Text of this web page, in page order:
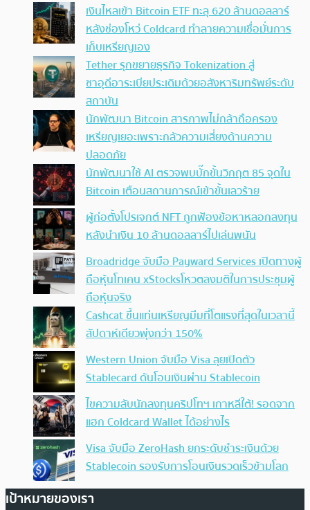
เงินไหลเข้า Bitcoin ETF ทะลุ 620 ล้านดอลลาร์
หลังช่องโหว่ Coldcard ทำลายความเชื่อมั่นการ
เก็บเหรียญเอง
Tether รุกขยายธุรกิจ Tokenization สู่
ซาอุดีอาระเบียประเดิมด้วยอสังหาริมทรัพย์ระดับ
สถาบัน
นักพัฒนา Bitcoin สารภาพไม่กล้าถือครอง
เหรียญเยอะเพราะกลัวความเสี่ยงด้านความ
ปลอดภัย
นักพัฒนาใช้ AI ตรวจพบบั๊กขั้นวิกฤต 85 จุดใน
Bitcoin เตือนสถานการณ์เข้าขั้นเลวร้าย
ผู้ก่อตั้งโปรเจกต์ NFT ถูกฟ้องข้อหาหลอกลงทุน
หลังนำเงิน 10 ล้านดอลลาร์ไปเล่นพนัน
Broadridge จับมือ Payward Services เปิดทางผู้
ถือหุ้นโทเคน xStocksโหวตลงมติในการประชุมผู้
ถือหุ้นจริง
Cashcat ขึ้นแท่นเหรียญมีมที่โตแรงที่สุดในเวลานี้
สัปดาห์เดียวพุ่งกว่า 150%
Western Union จับมือ Visa ลุยเปิดตัว
Stablecard ดันโอนเงินผ่าน Stablecoin
ไขความลับนักลงทุนคริปโทฯ เกาหลีใต้! รอดจาก
แฮก Coldcard Wallet ได้อย่างไร
Visa จับมือ ZeroHash ยกระดับชำระเงินด้วย
Stablecoin รองรับการโอนเงินรวดเร็วข้ามโลก
เป้าหมายของเรา